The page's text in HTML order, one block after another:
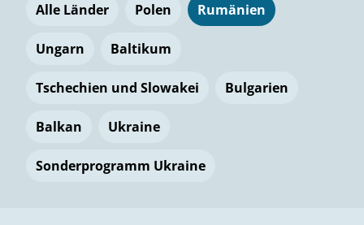
Alle Länder Polen Rumänien
Ungarn Baltikum
Tschechien und Slowakei Bulgarien
Balkan Ukraine
Sonderprogramm Ukraine